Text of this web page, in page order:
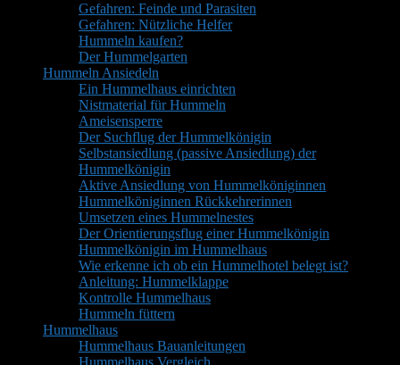
Gefahren: Feinde und Parasiten
Gefahren: Nützliche Helfer
Hummeln kaufen?
Der Hummelgarten
Hummeln Ansiedeln
Ein Hummelhaus einrichten
Nistmaterial für Hummeln
Ameisensperre
Der Suchflug der Hummelkönigin
Selbstansiedlung (passive Ansiedlung) der
Hummelkönigin
Aktive Ansiedlung von Hummelköniginnen
Hummelköniginnen Rückkehrerinnen
Umsetzen eines Hummelnestes
Der Orientierungsflug einer Hummelkönigin
Hummelkönigin im Hummelhaus
Wie erkenne ich ob ein Hummelhotel belegt ist?
Anleitung: Hummelklappe
Kontrolle Hummelhaus
Hummeln füttern
Hummelhaus
Hummelhaus Bauanleitungen
Hummelhaus Vergleich